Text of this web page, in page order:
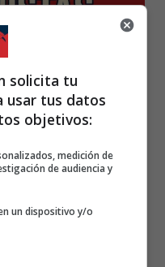
solicita tu
usar tus datos
objetivos:
medición de
de audiencia y
un dispositivo y/o